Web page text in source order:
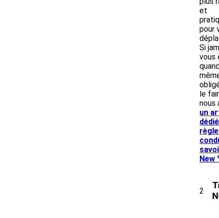
et
pour
Si
vous
le
nous
un
New
2